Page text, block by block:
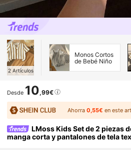
2 Artículos
Monos Cortos
de Bebé Niño
Desde 10,99€
Ahorra0,55€ en este
LMoss Kids Set de 2 piezas
manga corta y pantalones de tela